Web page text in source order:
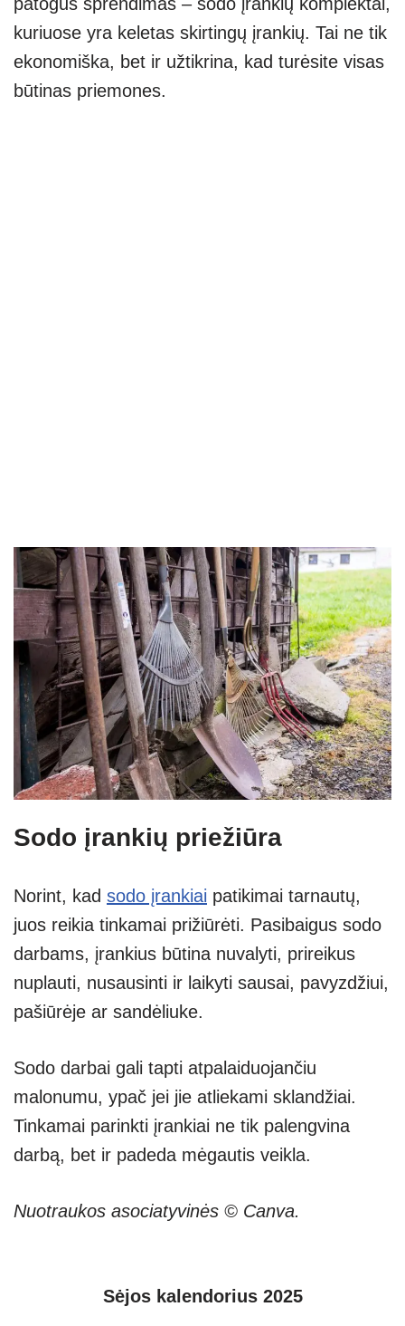
kuriuose yra keletas skirtingų įrankių. Tai ne tik
ekonomiška, bet ir užtikrina, kad turėsite visas
būtinas priemones.
Sodo įrankių priežiūra
Norint, kad sodo įrankiai patikimai tarnautų,
juos reikia tinkamai prižiūrėti. Pasibaigus sodo
darbams, įrankius būtina nuvalyti, prireikus
nuplauti, nusausinti ir laikyti sausai, pavyzdžiui,
pašiūrėje ar sandėliuke.
Sodo darbai gali tapti atpalaiduojančiu
malonumu, ypač jei jie atliekami sklandžiai.
Tinkamai parinkti įrankiai ne tik palengvina
darbą, bet ir padeda mėgautis veikla.
Nuotraukos asociatyvinės © Canva.
Sėjos kalendorius 2025